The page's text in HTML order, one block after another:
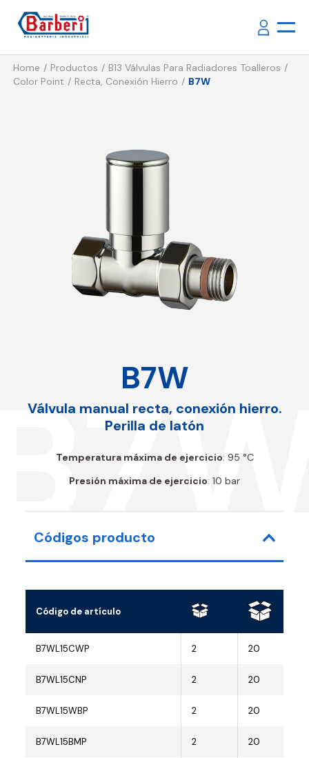
Home Productos
B13 Válvulas Para Radiadores Toalleros
Color Point
Recta, Conexión Hierro B7W
B7W
Válvula manual recta, conexión hierro.
Perilla de latón
Temperatura máxima de ejercicio: 95 °C
Presión máxima de ejercicio: 10 bar
Códigos producto
Código de artículo
B7WL15CWP 2 20
B7WL15CNP 2 20
B7WL15WBP 2 20
B7WL15BMP 2 20